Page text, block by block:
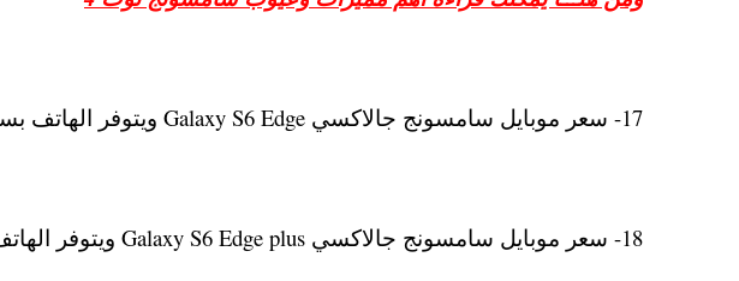
17- سعر موبايل سامسونج جالاكسي Galaxy S6 Edge ويتوفر الهاتف بسعر 5000 جنيه بالضمان
18- سعر موبايل سامسونج جالاكسي Galaxy S6 Edge plus ويتوفر الهاتف بسعر 6000 جنيه بالضمان